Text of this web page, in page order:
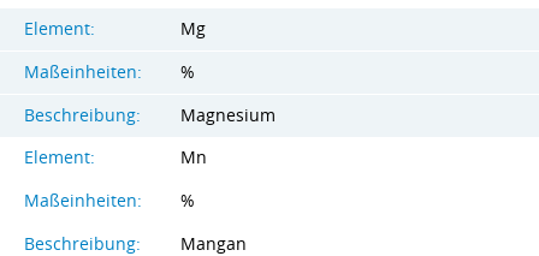
Element:
Mg
Maßeinheiten:
%
Beschreibung:
Magnesium
Element:
Mn
Maßeinheiten:
%
Beschreibung:
Mangan